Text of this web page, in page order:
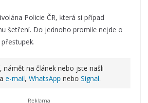
Policie ČR, která si případ
šetření. Do jednoho promile nejde o
námět na článek nebo jste našli
e-mail, WhatsApp nebo Signal.